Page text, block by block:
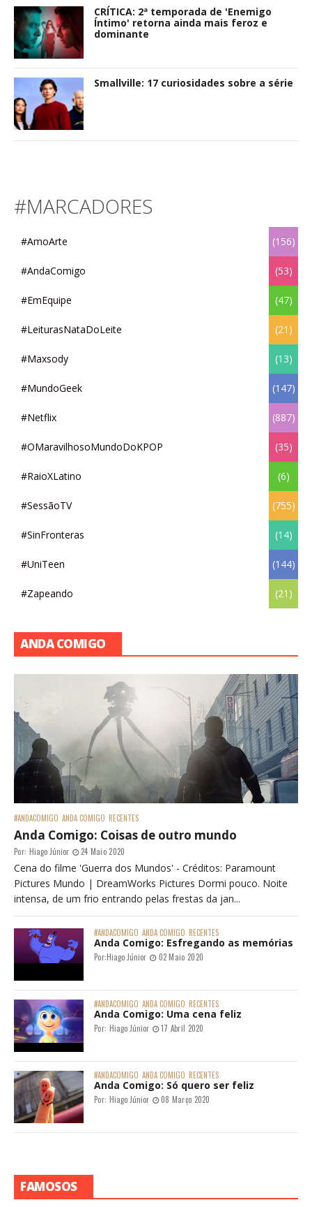
CRÍTICA: 2ª temporada de 'Enemigo
Íntimo' retorna ainda mais feroz e
dominante
Smallville: 17 curiosidades sobre a série
#MARCADORES
#AmoArte (156)
#AndaComigo (53)
#EmEquipe (47)
#LeiturasNataDoLeite (21)
#Maxsody (13)
#MundoGeek (147)
#Netflix (887)
#OMaravilhosoMundoDoKPOP (35)
#RaioXLatino (6)
#SessãoTV (755)
#SinFronteras (14)
#UniTeen (144)
#Zapeando (21)
ANDA COMIGO
#ANDACOMIGO ANDA COMIGO RECENTES
Anda Comigo: Coisas de outro mundo
Por: Hiago Júnior 24 Maio 2020
Cena do filme 'Guerra dos Mundos' - Créditos: Paramount
Pictures Mundo | DreamWorks Pictures Dormi pouco. Noite
intensa, de um frio entrando pelas frestas da jan...
#ANDACOMIGO ANDA COMIGO RECENTES
Anda Comigo: Esfregando as memórias
Por:Hiago Júnior 02 Maio 2020
#ANDACOMIGO ANDA COMIGO RECENTES
Anda Comigo: Uma cena feliz
Por: Hiago Júnior 17 Abril 2020
#ANDACOMIGO ANDA COMIGO RECENTES
Anda Comigo: Só quero ser feliz
Por: Hiago Júnior 08 Março 2020
FAMOSOS